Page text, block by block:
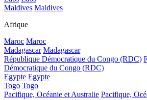
Maldives Maldives
Afrique
Maroc Maroc
Madagascar Madagascar
République Démocratique du Congo (RDC)
Démocratique du Congo (RDC)
Egypte Egypte
Togo Togo
Pacifique, Océanie et Australie Pacifique,